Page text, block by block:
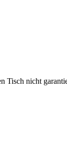
Tisch nicht